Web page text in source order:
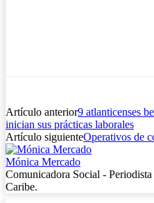
Artículo anterior9 atlanticenses
inician sus prácticas laborales
Artículo siguienteOperativos de
Mónica Mercado
Comunicadora Social -
Caribe.